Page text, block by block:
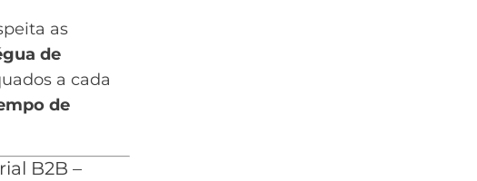
as
de
a cada
de
B2B –